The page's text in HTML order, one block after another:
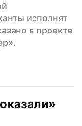
исполнят
в проекте